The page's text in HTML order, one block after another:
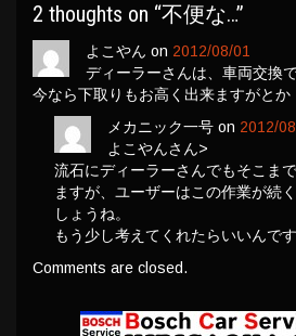
2 thoughts on “不便な…”
よこやん on 2012/08/01
ディーラーさんは、車両交換
今なら下取りもお高く出来ますがと
メカニック一号 on 2012/
よこやんさん>
流石にディーラーさんでもそこま
ますが、ユーザーはこの作業が続
しょうね。
もう少し考えてくれたらいいんで
Comments are closed.